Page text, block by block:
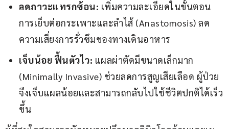
ลดภาวะแทรกซ้อน: เพิ่มความละเอียดในขั้นตอน
การเย็บต่อกระเพาะและลำไส้ (Anastomosis) ลด
ความเสี่ยงการรั่วซึมของทางเดินอาหาร
เจ็บน้อย ฟื้นตัวไว: แผลผ่าตัดมีขนาดเล็กมาก
(Minimally Invasive) ช่วยลดการสูญเสียเลือด ผู้ป่วย
จึงเจ็บแผลน้อยและสามารถกลับไปใช้ชีวิตปกติได้เร็ว
ขึ้น